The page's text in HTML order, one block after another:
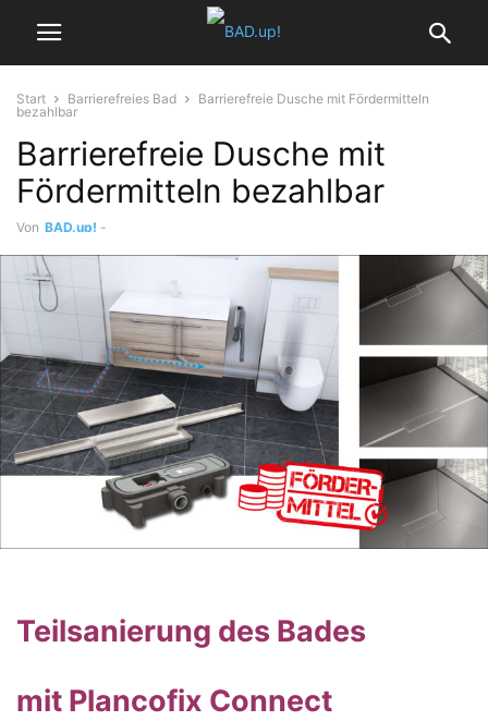
Start Barrierefreies Bad
Barrierefreie Dusche mit Fördermitteln
bezahlbar
Barrierefreie Dusche mit
Fördermitteln bezahlbar
Von BAD.up! -
Teilsanierung des Bades
mit Plancofix Connect